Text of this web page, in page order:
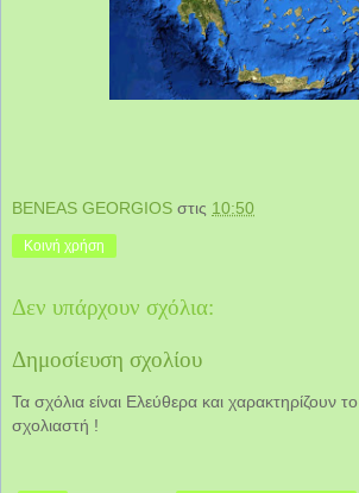
BENEAS GEORGIOS στις 10:50
Κοινή χρήση
Δεν υπάρχουν σχόλια:
Δημοσίευση σχολίου
Τα σχόλια είναι Ελεύθερα και χαρακτηρίζουν το
σχολιαστή !